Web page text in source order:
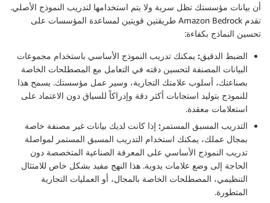
أن بيانات مؤسستك تظل سرية ولا يتم استخدامها لتدريب النموذج الأصلي.
تقدم Amazon Bedrock طريقتين قويتين لمساعدة المؤسسات على
تحسين النماذج بكفاءة:
الضبط الدقيق: يمكنك تدريب النموذج الأساسي باستخدام مجموعات
البيانات المصنفة لتحسين دقته في التعامل مع المصطلحات الخاصة
بصناعتك، أسلوب علامتك التجارية، وسير عمل مؤسستك. يسمح هذا
للنموذج بتوليد استجابات أكثر دقة وإدراكاً للسياق دون الاعتماد على
استعلامات معقدة.
التدريب المسبق المستمر: إذا كانت لديك بيانات غير مصنفة خاصة
بمجال عملك، يمكنك استخدام التدريب المسبق المستمر لمواصلة
تدريب النموذج الأساسي على المعرفة الصناعية المتخصصة دون
الحاجة إلى وضع علامات يدوية. هذا النهج مفيد بشكل خاص للامتثال
التنظيمي، المصطلحات الخاصة بالمجال، أو العمليات التجارية
المتطورة.